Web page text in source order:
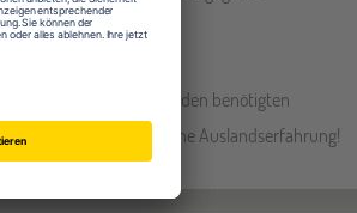
zu bewerben.
und den benötigten
Förderung für deine Auslandserfahrung!